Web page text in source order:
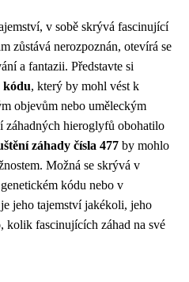
v sobě skrývá fascinující
zůstává nerozpoznán, otevírá se
a fantazii. Představte si
kódu, který by mohl vést k
objevům nebo uměleckým
záhadných hieroglyfů obohatilo
záhady čísla 477 by mohlo
Možná se skrývá v
kódu nebo v
jeho tajemství jakékoli, jeho
kolik fascinujících záhad na své